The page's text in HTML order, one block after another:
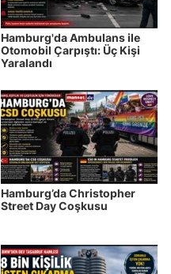
Hamburg'da Ambulans ile
Otomobil Çarpıştı: Üç Kişi
Yaralandı
Hamburg’da Christopher
Street Day Coşkusu